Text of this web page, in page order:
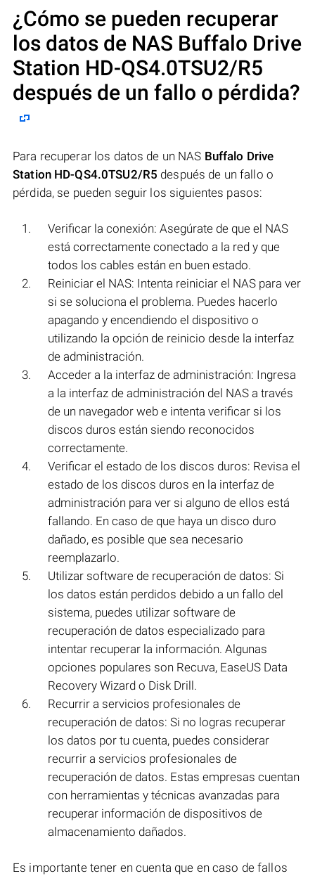
¿Cómo se pueden recuperar
los datos de NAS Buffalo Drive
Station HD-QS4.0TSU2/R5
después de un fallo o pérdida?
Para recuperar los datos de un NAS Buffalo Drive
Station HD-QS4.0TSU2/R5 después de un fallo o
pérdida, se pueden seguir los siguientes pasos:
Verificar la conexión: Asegúrate de que el NAS
está correctamente conectado a la red y que
todos los cables están en buen estado.
Reiniciar el NAS: Intenta reiniciar el NAS para ver
si se soluciona el problema. Puedes hacerlo
apagando y encendiendo el dispositivo o
utilizando la opción de reinicio desde la interfaz
de administración.
Acceder a la interfaz de administración: Ingresa
a la interfaz de administración del NAS a través
de un navegador web e intenta verificar si los
discos duros están siendo reconocidos
correctamente.
Verificar el estado de los discos duros: Revisa el
estado de los discos duros en la interfaz de
administración para ver si alguno de ellos está
fallando. En caso de que haya un disco duro
dañado, es posible que sea necesario
reemplazarlo.
Utilizar software de recuperación de datos: Si
los datos están perdidos debido a un fallo del
sistema, puedes utilizar software de
recuperación de datos especializado para
intentar recuperar la información. Algunas
opciones populares son Recuva, EaseUS Data
Recovery Wizard o Disk Drill.
Recurrir a servicios profesionales de
recuperación de datos: Si no logras recuperar
los datos por tu cuenta, puedes considerar
recurrir a servicios profesionales de
recuperación de datos. Estas empresas cuentan
con herramientas y técnicas avanzadas para
recuperar información de dispositivos de
almacenamiento dañados.
Es importante tener en cuenta que en caso de fallos